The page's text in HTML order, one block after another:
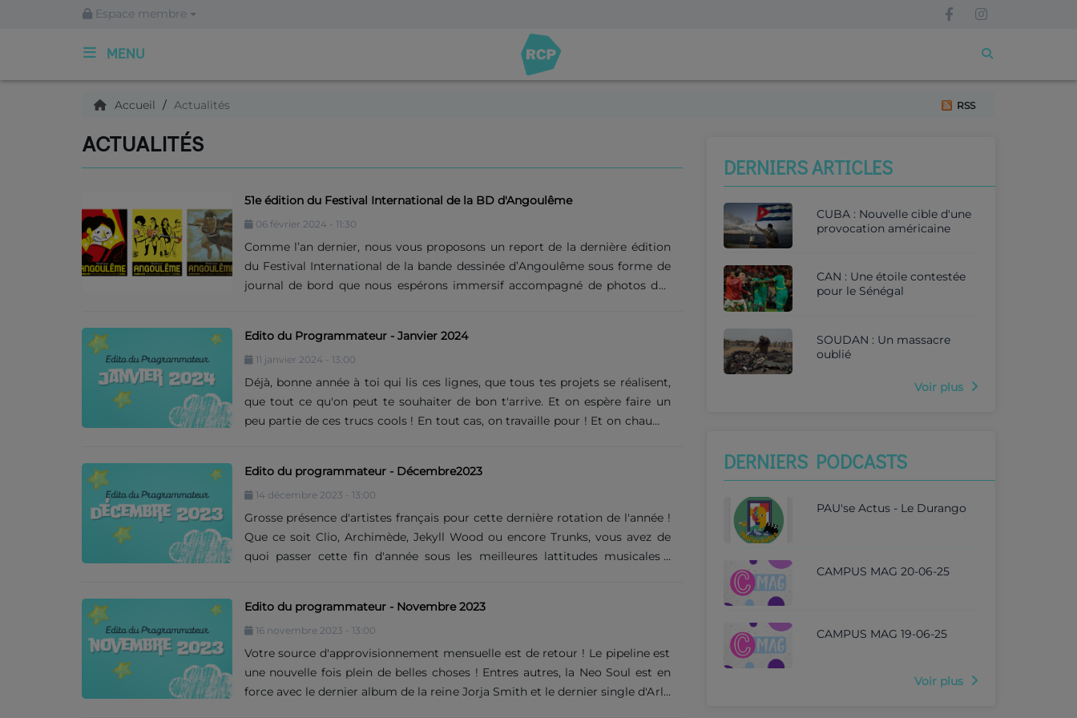
Espace membre
MENU
ACCUEIL
Qui sommes nous ?
Accueil Actualités RSS
ACTUALITÉS
51e édition du Festival International de la BD d'Angoulême
06 février 2024 - 11:30
Comme l’an dernier, nous vous proposons un report de la dernière édition
du Festival International de la bande dessinée d’Angoulême sous forme de
journal de bord que nous espérons immersif accompagné de photos des
festival, pour tous âges et tous profils, du curieux au plus passionné. Nous
n’avons malheureusement pas pu faire tout ce qui nous intéressait. Un tel
événement est affaire de choix et d’énergie mais le séjour......
Edito du Programmateur - Janvier 2024
11 janvier 2024 - 13:00
Déjà, bonne année à toi qui lis ces lignes, que tous tes projets se réalisent,
que tout ce qu'on peut te souhaiter de bon t'arrive. Et on espère faire un
peu partie de ces trucs cools ! En tout cas, on travaille pour ! Et on chaume
emo/pop punk, les bidouillages uniques de Control Alt Supp, les ballades
contemplatives de The Reed Conservative Society ou encore le bonbon
sucré bien comme il faut qu'est la reprise de "A Thousand Miles" par
TimeMachine1985 et Beea. Ce mois-ci, c'est Roszalie qui est......
Edito du programmateur - Décembre2023
14 décembre 2023 - 13:00
Grosse présence d'artistes français pour cette dernière rotation de l'année !
Que ce soit Clio, Archimède, Jekyll Wood ou encore Trunks, vous avez de
quoi passer cette fin d'année sous les meilleures lattitudes musicales !
d'artistes, le focus du mois porte aussi sur un projet français : De son vrai
nom Agnès Gayraud, La Féline a grandi près de chez nous, chez nos voisins
tarbais. Après son précédent album, Vie Future......
Edito du programmateur - Novembre 2023
16 novembre 2023 - 13:00
Votre source d'approvisionnement mensuelle est de retour ! Le pipeline est
une nouvelle fois plein de belles choses ! Entres autres, la Neo Soul est en
force avec le dernier album de la reine Jorja Smith et le dernier single d'Arlo
DERNIERS ARTICLES
CUBA : Nouvelle cible d'une
provocation américaine
CAN : Une étoile contestée
pour le Sénégal
SOUDAN : Un massacre
oublié
Voir plus
DERNIERS PODCASTS
PAU'se Actus - Le Durango
CAMPUS MAG 20-06-25
CAMPUS MAG 19-06-25
Voir plus